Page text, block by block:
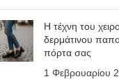
Η τέχνη του
δερμάτινου
πόρτα σας
1 Φεβρουαρίου